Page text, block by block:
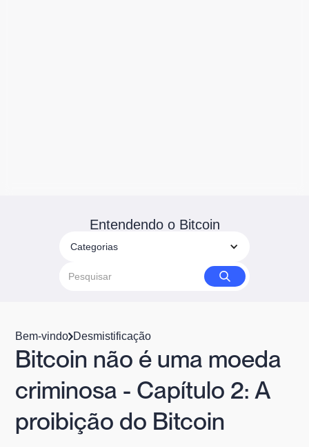
Entendendo o Bitcoin
Categorias
Bem-vindo Desmistificação
Bitcoin não é uma moeda
criminosa - Capítulo 2: A
proibição do Bitcoin